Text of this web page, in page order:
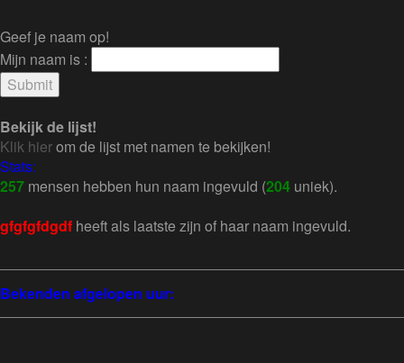
Geef je naam op!
Mijn naam is :
Bekijk de lijst!
Klik hierom de lijst met namen te bekijken!
Stats:
257 mensen hebben hun naam ingevuld (204 uniek).
gfgfgfdgdf heeft als laatste zijn of haar naam ingevuld.
Bekenden afgelopen uur: